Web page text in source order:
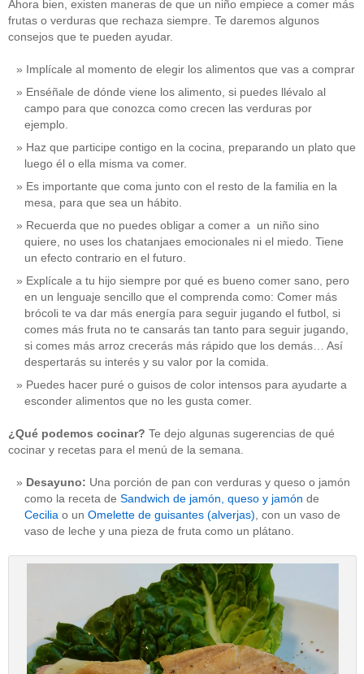
Ahora bien, existen maneras de que un niño empiece a comer más
frutas o verduras que rechaza siempre. Te daremos algunos
consejos que te pueden ayudar.
Implícale al momento de elegir los alimentos que vas a comprar
Enséñale de dónde viene los alimento, si puedes llévalo al
campo para que conozca como crecen las verduras por
ejemplo.
Haz que participe contigo en la cocina, preparando un plato que
luego él o ella misma va comer.
Es importante que coma junto con el resto de la familia en la
mesa, para que sea un hábito.
Recuerda que no puedes obligar a comer a un niño sino
quiere, no uses los chatanjaes emocionales ni el miedo. Tiene
un efecto contrario en el futuro.
Explícale a tu hijo siempre por qué es bueno comer sano, pero
en un lenguaje sencillo que el comprenda como: Comer más
brócoli te va dar más energía para seguir jugando el futbol, si
comes más fruta no te cansarás tan tanto para seguir jugando,
si comes más arroz crecerás más rápido que los demás… Así
despertarás su interés y su valor por la comida.
Puedes hacer puré o guisos de color intensos para ayudarte a
esconder alimentos que no les gusta comer.
¿Qué podemos cocinar? Te dejo algunas sugerencias de qué
cocinar y recetas para el menú de la semana.
Desayuno: Una porción de pan con verduras y queso o jamón
como la receta de Sandwich de jamón, queso y jamón de
Cecilia o un Omelette de guisantes (alverjas), con un vaso de
vaso de leche y una pieza de fruta como un plátano.